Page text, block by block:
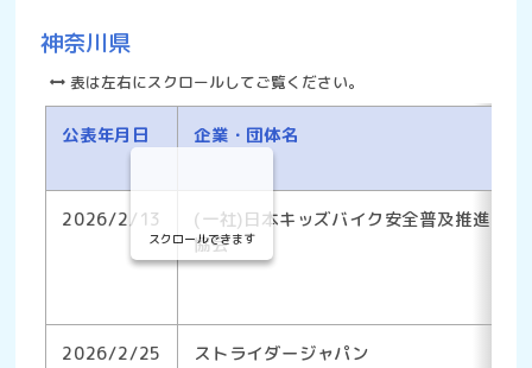
神奈川県
表は左右にスクロールしてご覧ください。
公表年月日 企業・団体名
2026/2/13
(一社)日本キッズバイク安全普及推進
協会
2026/2/25 ストライダージャパン
スクロールできます